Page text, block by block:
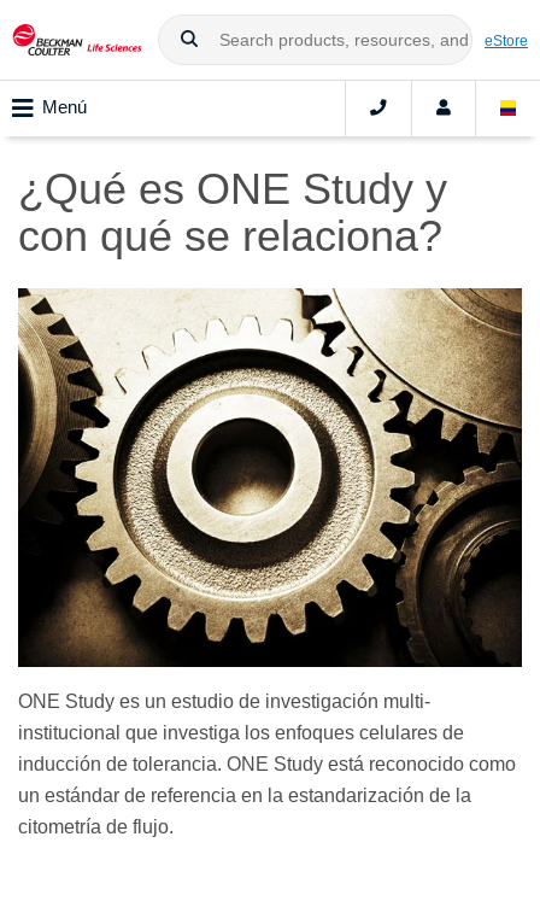
eStore
Menú
¿Qué es ONE Study y
con qué se relaciona?
ONE Study es un estudio de investigación multi-
institucional que investiga los enfoques celulares de
inducción de tolerancia. ONE Study está reconocido como
un estándar de referencia en la estandarización de la
citometría de flujo.